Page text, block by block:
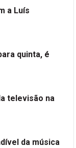
a Luís
quinta, é
televisão na
da música